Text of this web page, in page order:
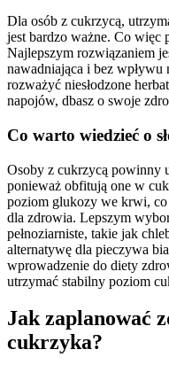
Dla osób z cukrzycą,
jest bardzo ważne. Co więc
Najlepszym rozwiązaniem
nawadniająca i bez
rozważyć niesłodzone
napojów, dbasz o swoje
Co warto wiedzieć o
Osoby z cukrzycą powinny
ponieważ obfitują one w
poziom glukozy we krwi, co
dla zdrowia. Lepszym
pełnoziarniste, takie jak
alternatywę dla pieczywa
wprowadzenie do diety
utrzymać stabilny poziom
Jak zaplanować
cukrzyka?